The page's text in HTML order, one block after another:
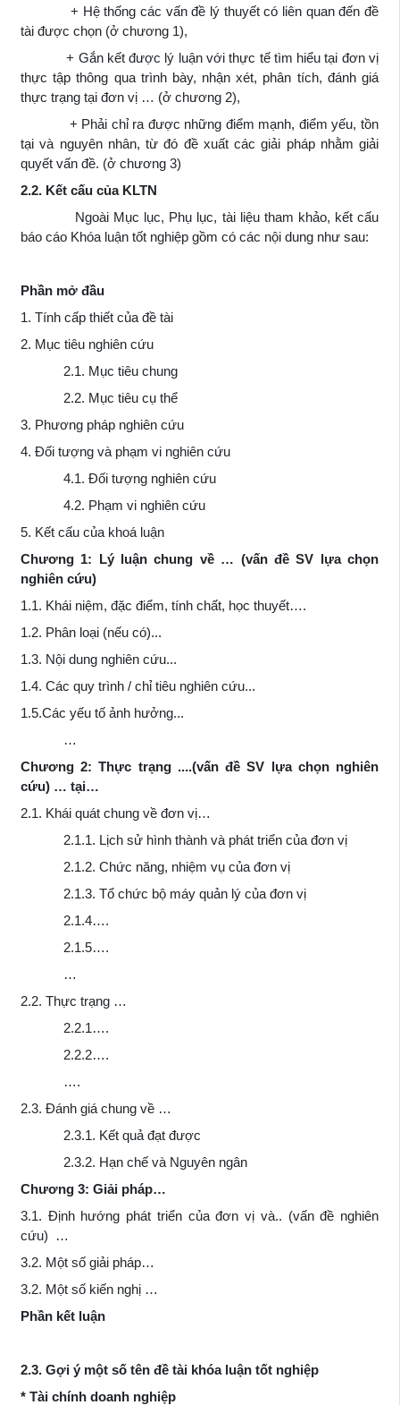
+ Hệ thống các vấn đề lý thuyết có liên quan đến đề
tài được chọn (ở chương 1),
+ Gắn kết được lý luận với thực tế tìm hiểu tại đơn vị
thực tập thông qua trình bày, nhận xét, phân tích, đánh giá
thực trạng tại đơn vị … (ở chương 2),
+ Phải chỉ ra được những điểm mạnh, điểm yếu, tồn
tại và nguyên nhân, từ đó đề xuất các giải pháp nhằm giải
quyết vấn đề. (ở chương 3)
2.2. Kết cấu của KLTN
Ngoài Mục lục, Phụ lục, tài liệu tham khảo, kết cấu
báo cáo Khóa luận tốt nghiệp gồm có các nội dung như sau:
Phần mở đầu
1. Tính cấp thiết của đề tài
2. Mục tiêu nghiên cứu
2.1. Mục tiêu chung
2.2. Mục tiêu cụ thể
3. Phương pháp nghiên cứu
4. Đối tượng và phạm vi nghiên cứu
4.1. Đối tượng nghiên cứu
4.2. Phạm vi nghiên cứu
5. Kết cấu của khoá luận
Chương 1: Lý luận chung về … (vấn đề SV lựa chọn
nghiên cứu)
1.1. Khái niệm, đặc điểm, tính chất, học thuyết….
1.2. Phân loại (nếu có)...
1.3. Nội dung nghiên cứu...
1.4. Các quy trình / chỉ tiêu nghiên cứu...
1.5.Các yếu tố ảnh hưởng...
…
Chương 2: Thực trạng ....(vấn đề SV lựa chọn nghiên
cứu) … tại…
2.1. Khái quát chung về đơn vị…
2.1.1. Lịch sử hình thành và phát triển của đơn vị
2.1.2. Chức năng, nhiệm vụ của đơn vị
2.1.3. Tổ chức bộ máy quản lý của đơn vị
2.1.4….
2.1.5….
…
2.2. Thực trạng …
2.2.1….
2.2.2….
….
2.3. Đánh giá chung về …
2.3.1. Kết quả đạt được
2.3.2. Hạn chế và Nguyên ngân
Chương 3: Giải pháp…
3.1. Định hướng phát triển của đơn vị và.. (vấn đề nghiên
cứu) …
3.2. Một số giải pháp…
3.2. Một số kiến nghị …
Phần kết luận
2.3. Gợi ý một số tên đề tài khóa luận tốt nghiệp
* Tài chính doanh nghiệp